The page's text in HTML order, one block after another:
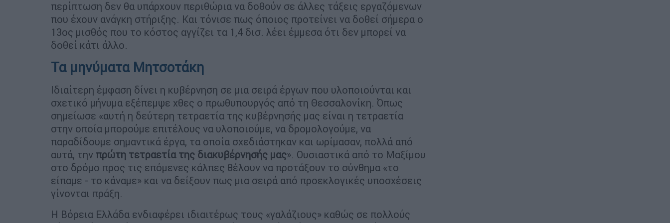
περίπτωση δεν θα υπάρχουν περιθώρια να δοθούν σε άλλες τάξεις εργαζόμενων
που έχουν ανάγκη στήριξης. Και τόνισε πως όποιος προτείνει να δοθεί σήμερα ο
13ος μισθός που το κόστος αγγίζει τα 1,4 δισ. λέει έμμεσα ότι δεν μπορεί να
δοθεί κάτι άλλο.
Τα μηνύματα Μητσοτάκη
Ιδιαίτερη έμφαση δίνει η κυβέρνηση σε μια σειρά έργων που υλοποιούνται και
σχετικό μήνυμα εξέπεμψε χθες ο πρωθυπουργός από τη Θεσσαλονίκη. Όπως
σημείωσε «αυτή η δεύτερη τετραετία της κυβέρνησής μας είναι η τετραετία
στην οποία μπορούμε επιτέλους να υλοποιούμε, να δρομολογούμε, να
παραδίδουμε σημαντικά έργα, τα οποία σχεδιάστηκαν και ωρίμασαν, πολλά από
αυτά, την πρώτη τετραετία της διακυβέρνησής μας». Ουσιαστικά από το Μαξίμου
στο δρόμο προς τις επόμενες κάλπες θέλουν να προτάξουν το σύνθημα «το
είπαμε - το κάναμε» και να δείξουν πως μια σειρά από προεκλογικές υποσχέσεις
γίνονται πράξη.
Η Βόρεια Ελλάδα ενδιαφέρει ιδιαιτέρως τους «γαλάζιους» καθώς σε πολλούς